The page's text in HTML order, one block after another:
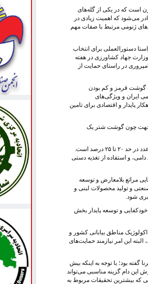
است که در یکی از گله‌های
صادر می‌شود که اهمیت زیادی در
ژنومی مرتبط با صفات مهم
دستورالعملی برای انتخاب
جهاد کشاورزی در هفته
گفته وی، در ادامه نیاز است بخش حاکمیتی مطابق ماده ۳ نظام جامع دامپروری در راستای حمایت از
گوشت قرمز و کم بودن
ایران و ویژگی‌های
پایدار و اقتصادی برای تامین
جهت چون گوشت شتر یک
بیطرف ثانی اظهارداشت: آمار شتر ایران تقریبا ۲ درصد کل آمار دام جهان است در حالی که در کشورهای عربی همسایه این عدد در حد ۲۰ تا ۲۵ درصد است.
و استفاده از تغذیه دستی
مراتع بلامعارض و توسعه
و تولید محصولات لبنی و
شود.
و توسعه پایدار بخش
مناطق بیابانی کشور و
این امر نیازمند حمایت‌‌های
بود؛ با توجه به اینکه بیش
این دام گزینه مناسبی می‌تواند
که بیشترین تحقیقات مربوط به